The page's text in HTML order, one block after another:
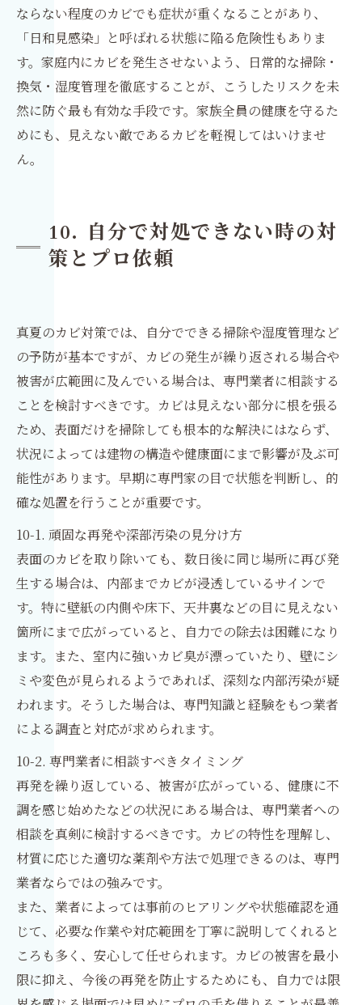
ならない程度のカビでも症状が重くなることがあり、
「日和見感染」と呼ばれる状態に陥る危険性もありま
す。家庭内にカビを発生させないよう、日常的な掃除・
換気・湿度管理を徹底することが、こうしたリスクを未
然に防ぐ最も有効な手段です。家族全員の健康を守るた
めにも、見えない敵であるカビを軽視してはいけませ
ん。
10. 自分で対処できない時の対
策とプロ依頼
真夏のカビ対策では、自分でできる掃除や湿度管理など
の予防が基本ですが、カビの発生が繰り返される場合や
被害が広範囲に及んでいる場合は、専門業者に相談する
ことを検討すべきです。カビは見えない部分に根を張る
ため、表面だけを掃除しても根本的な解決にはならず、
状況によっては建物の構造や健康面にまで影響が及ぶ可
能性があります。早期に専門家の目で状態を判断し、的
確な処置を行うことが重要です。
10-1. 頑固な再発や深部汚染の見分け方
表面のカビを取り除いても、数日後に同じ場所に再び発
生する場合は、内部までカビが浸透しているサインで
す。特に壁紙の内側や床下、天井裏などの目に見えない
箇所にまで広がっていると、自力での除去は困難になり
ます。また、室内に強いカビ臭が漂っていたり、壁にシ
ミや変色が見られるようであれば、深刻な内部汚染が疑
われます。そうした場合は、専門知識と経験をもつ業者
による調査と対応が求められます。
10-2. 専門業者に相談すべきタイミング
再発を繰り返している、被害が広がっている、健康に不
調を感じ始めたなどの状況にある場合は、専門業者への
相談を真剣に検討するべきです。カビの特性を理解し、
材質に応じた適切な薬剤や方法で処理できるのは、専門
業者ならではの強みです。
また、業者によっては事前のヒアリングや状態確認を通
じて、必要な作業や対応範囲を丁寧に説明してくれると
ころも多く、安心して任せられます。カビの被害を最小
限に抑え、今後の再発を防止するためにも、自力では限